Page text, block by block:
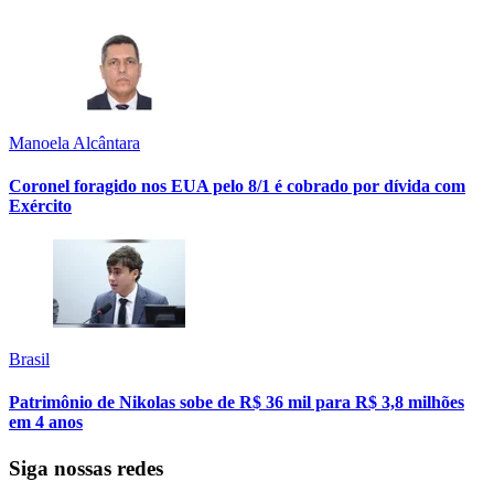
Manoela Alcântara
Coronel foragido nos EUA pelo 8/1 é cobrado por dívida com
Exército
Brasil
Patrimônio de Nikolas sobe de R$ 36 mil para R$ 3,8 milhões
em 4 anos
Siga nossas redes